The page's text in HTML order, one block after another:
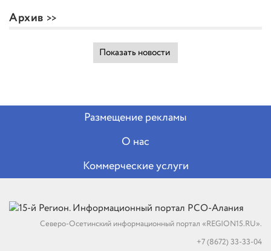
Архив
Показать новости
Размещение рекламы
О нас
Коммерческие услуги
Северо-Осетинский информационный портал «REGION15.RU».
+7 (8672) 33-33-04